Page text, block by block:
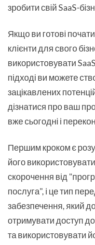
зробити свій SaaS-
Якщо ви готові почати
клієнти для свого
використовувати
підході ви можете
зацікавлених
дізнатися про ваш
вже сьогодні і
Першим кроком є
його
скорочення від
послуга", і це тип
забезпечення, який
отримувати доступ
та використовувати